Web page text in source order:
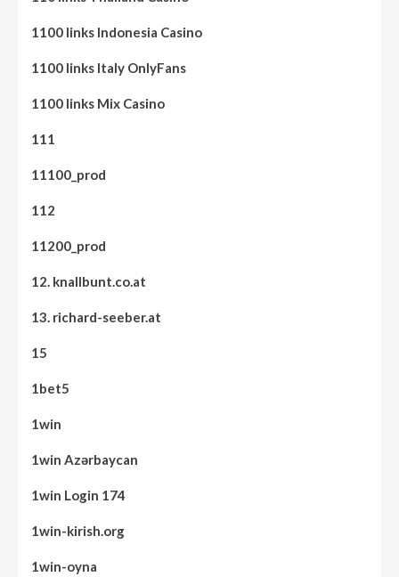
1100 links Indonesia Casino
1100 links Italy OnlyFans
1100 links Mix Casino
111
11100_prod
112
11200_prod
12. knallbunt.co.at
13. richard-seeber.at
15
1bet5
1win
1win Azərbaycan
1win Login 174
1win-kirish.org
1win-oyna